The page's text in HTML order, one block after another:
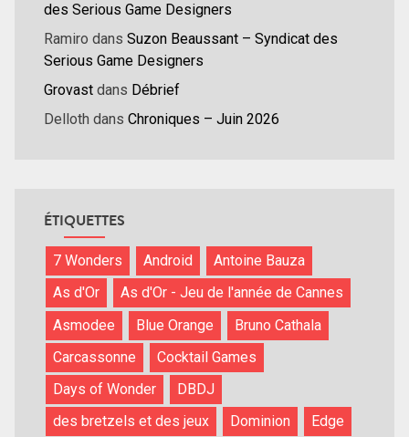
des Serious Game Designers
Ramiro dans Suzon Beaussant – Syndicat des
Serious Game Designers
Grovast dans Débrief
Delloth dans Chroniques – Juin 2026
ÉTIQUETTES
7 Wonders Android
Antoine Bauza
As d'Or
As d'Or - Jeu de l'année de Cannes
Asmodee
Blue Orange
Bruno Cathala
Carcassonne
Cocktail Games
Days of Wonder
DBDJ
des bretzels et des jeux
Dominion
Edge